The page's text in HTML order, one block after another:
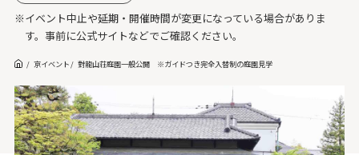
※イベント中止や延期・開催時間が変更になっている場合がありま
す。事前に公式サイトなどでご確認ください。
京イベント 對龍山荘庭園一般公開 ※ガイドつき完全入替制の庭園見学